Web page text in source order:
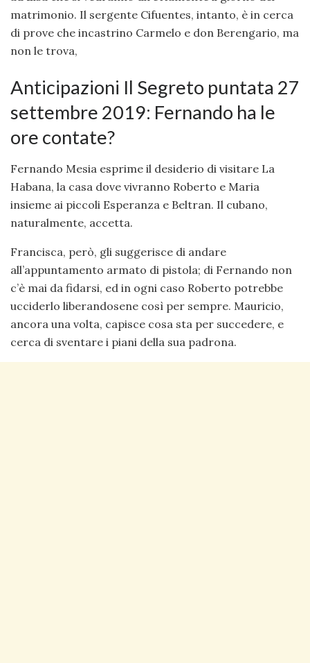
matrimonio. Il sergente Cifuentes, intanto, è in cerca
di prove che incastrino Carmelo e don Berengario, ma
non le trova,
Anticipazioni Il Segreto puntata 27
settembre 2019: Fernando ha le
ore contate?
Fernando Mesia esprime il desiderio di visitare La
Habana, la casa dove vivranno Roberto e Maria
insieme ai piccoli Esperanza e Beltran. Il cubano,
naturalmente, accetta.
Francisca, però, gli suggerisce di andare
all’appuntamento armato di pistola; di Fernando non
c’è mai da fidarsi, ed in ogni caso Roberto potrebbe
ucciderlo liberandosene così per sempre. Mauricio,
ancora una volta, capisce cosa sta per succedere, e
cerca di sventare i piani della sua padrona.